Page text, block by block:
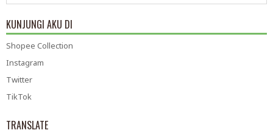
KUNJUNGI AKU DI
Shopee Collection
Instagram
Twitter
TikTok
TRANSLATE